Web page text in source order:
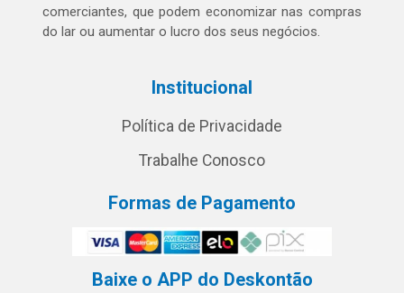
comerciantes, que podem economizar nas compras
do lar ou aumentar o lucro dos seus negócios.
Institucional
Política de Privacidade
Trabalhe Conosco
Formas de Pagamento
Baixe o APP do Deskontão